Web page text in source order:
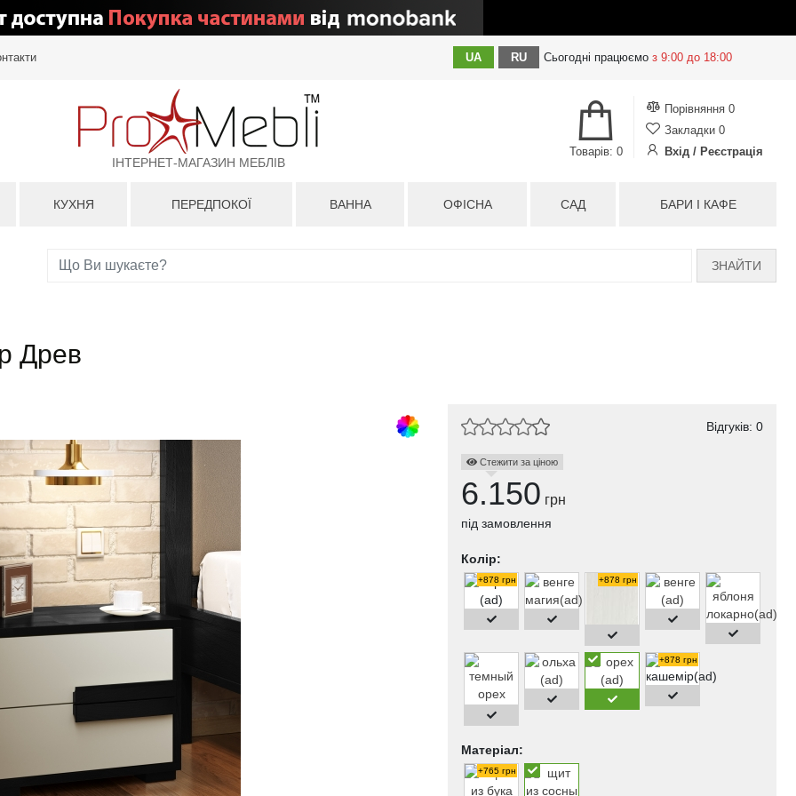
UA RU Сьогодні працюємо з 9:00 до 18:00
ІНТЕРНЕТ-МАГАЗИН МЕБЛІВ
Порівняння 0
Закладки 0
Вхід / Реєстрація
Товарів: 0
КУХНЯ ПЕРЕДПОКОЇ ВАННА ОФІСНА САД БАРИ І КАФЕ
ЗНАЙТИ
Древ
Відгуків: 0
Стежити за ціною
6.150 грн
під замовлення
Колір:
+878 грн +878 грн
+878 грн
Матеріал:
+765 грн